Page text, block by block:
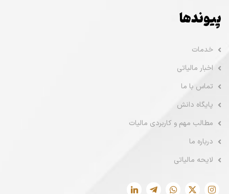
پیوندها
خدمات
اخبار مالیاتی
تماس با ما
پایگاه دانش
مطالب مهم و کاربردی مالیات
درباره ما
لایحه مالیاتی